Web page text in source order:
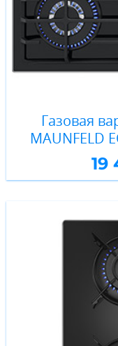
Газовая
MAUNFELD
19